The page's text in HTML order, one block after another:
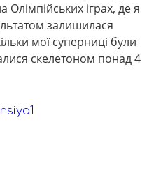
іграх, де я
залишилася
мої суперниці були
скелетоном понад 4